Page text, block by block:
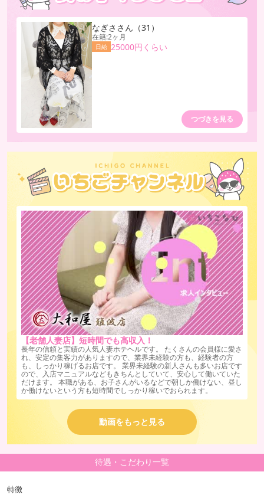
なぎさ さん （31）
在籍:2ヶ月
日給 25000円くらい
つづきを見る
【老舗人妻店】短時間でも高収入！
長年の信頼と実績の人気人妻ホテヘルです。 たくさんの会員様に愛さ
れ、安定の集客力がありますので、業界未経験の方も、経験者の方
も、しっかり稼げるお店です。 業界未経験の新人さんも多いお店です
ので、入店マニュアルなどもきちんとしていて、安心して働いていた
だけます。 本職がある、お子さんがいるなどで朝しか働けない、昼し
か働けないという方も短時間でしっかり稼いでおられます。
動画をもっと見る
待遇・こだわり一覧
特徴